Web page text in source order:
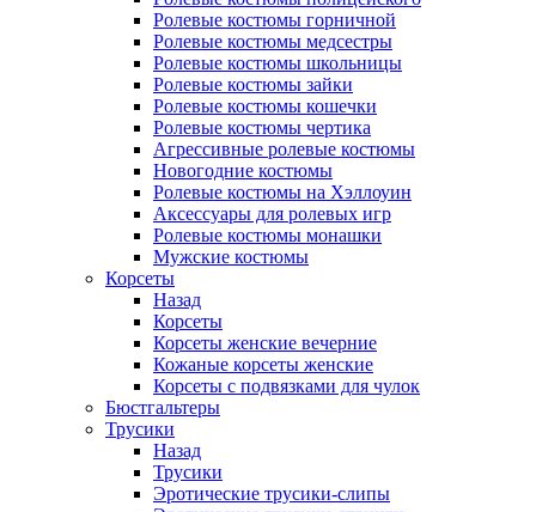
Ролевые костюмы горничной
Ролевые костюмы медсестры
Ролевые костюмы школьницы
Ролевые костюмы зайки
Ролевые костюмы кошечки
Ролевые костюмы чертика
Агрессивные ролевые костюмы
Новогодние костюмы
Ролевые костюмы на Хэллоуин
Аксессуары для ролевых игр
Ролевые костюмы монашки
Мужские костюмы
Корсеты
Назад
Корсеты
Корсеты женские вечерние
Кожаные корсеты женские
Корсеты с подвязками для чулок
Бюстгальтеры
Трусики
Назад
Трусики
Эротические трусики-слипы